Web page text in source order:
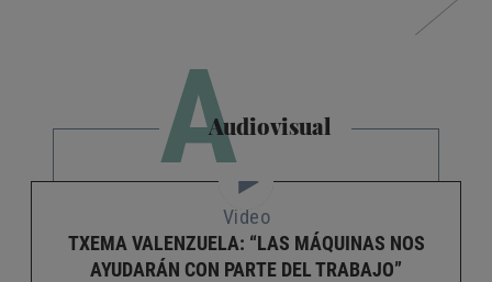
AAudiovisual
Video
TXEMA VALENZUELA: “LAS MÁQUINAS NOS
AYUDARÁN CON PARTE DEL TRABAJO”